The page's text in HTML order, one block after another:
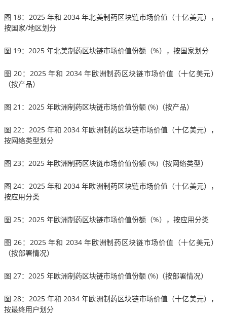
图 18：2025 年和 2034 年北美制药区块链市场价值（十亿美元），
按国家/地区划分
图 19：2025 年北美制药区块链市场价值份额（%），按国家划分
图 20：2025 年和 2034 年欧洲制药区块链市场价值（十亿美元）
（按产品）
图 21：2025 年欧洲制药区块链市场价值份额 (%)（按产品）
图 22：2025 年和 2034 年欧洲制药区块链市场价值（十亿美元），
按网络类型划分
图 23：2025 年欧洲制药区块链市场价值份额 (%)（按网络类型）
图 24：2025 年和 2034 年欧洲制药区块链市场价值（十亿美元），
按应用分类
图 25：2025 年欧洲制药区块链市场价值份额（%），按应用分类
图 26：2025 年和 2034 年欧洲制药区块链市场价值（十亿美元）
（按部署情况）
图 27：2025 年欧洲制药区块链市场价值份额 (%)（按部署情况）
图 28：2025 年和 2034 年欧洲制药区块链市场价值（十亿美元），
按最终用户划分